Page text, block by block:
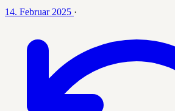
14. Februar 2025 ·